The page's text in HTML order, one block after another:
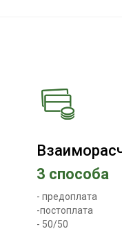
3 способа
- предоплата
-постоплата
- 50/50